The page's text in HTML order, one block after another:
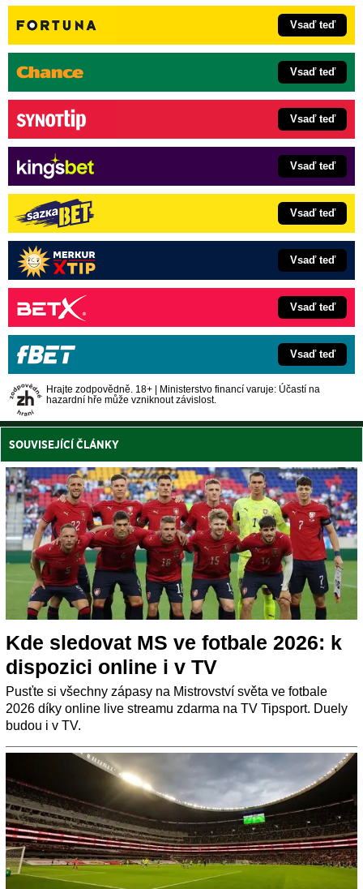
Vsaď teď
Vsaď teď
Vsaď teď
Vsaď teď
Vsaď teď
Vsaď teď
Vsaď teď
Vsaď teď
Hrajte zodpovědně. 18+ | Ministerstvo financí varuje: Účastí na
hazardní hře může vzniknout závislost.
SOUVISEJÍCÍ ČLÁNKY
Kde sledovat MS ve fotbale 2026: k
dispozici online i v TV
Pusťte si všechny zápasy na Mistrovství světa ve fotbale
2026 díky online live streamu zdarma na TV Tipsport. Duely
budou i v TV.